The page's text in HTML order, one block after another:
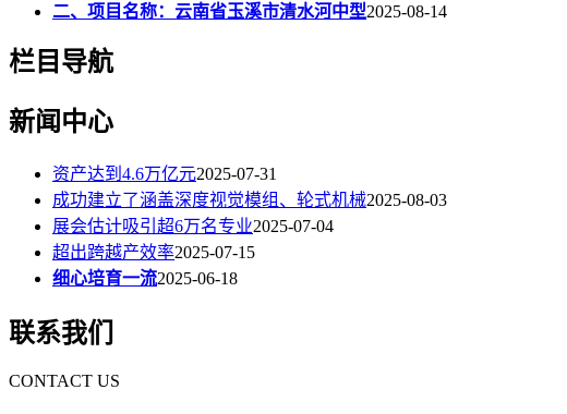
二、项目名称：云南省玉溪市清水河中型2025-08-14
栏目导航
新闻中心
资产达到4.6万亿元2025-07-31
成功建立了涵盖深度视觉模组、轮式机械2025-08-03
展会估计吸引超6万名专业2025-07-04
超出跨越产效率2025-07-15
细心培育一流2025-06-18
联系我们
CONTACT US